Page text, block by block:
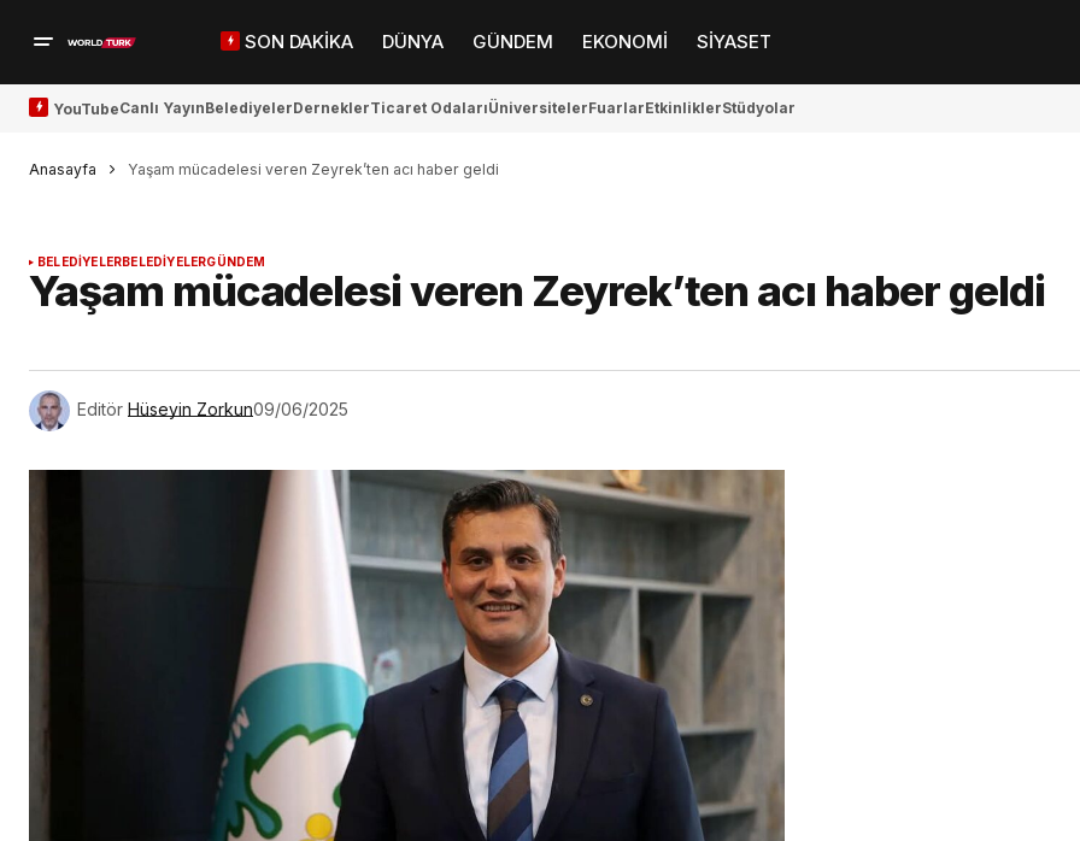
SON DAKİKA DÜNYA GÜNDEM EKONOMİ SİYASET
YouTubeCanlı YayınBelediyelerDerneklerTicaret OdalarıÜniversitelerFuarlarEtkinliklerStüdyolar
Anasayfa Yaşam mücadelesi veren Zeyrek’ten acı haber geldi
BELEDİYELERBELEDİYELERGÜNDEM
Yaşam mücadelesi veren Zeyrek’ten acı haber geldi
Editör Hüseyin Zorkun09/06/2025